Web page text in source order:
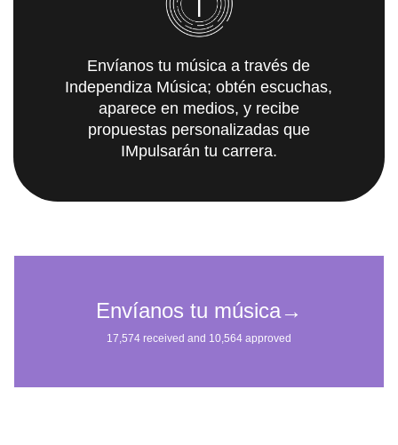
Envíanos tu música a través de
Independiza Música; obtén escuchas,
aparece en medios, y recibe
propuestas personalizadas que
IMpulsarán tu carrera.